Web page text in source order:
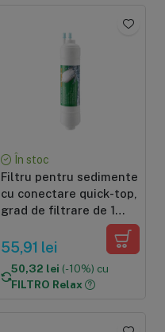
În stoc
Filtru pentru sedimente
cu conectare quick-top,
grad de filtrare de 1
micron, dimensiune
12"x2.5"
55,91 lei
50,32 lei (-10%) cu
FILTRO Relax